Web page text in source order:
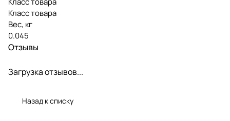
Класс товара
Вес, кг
0.045
Отзывы
Загрузка отзывов...
Назад к списку